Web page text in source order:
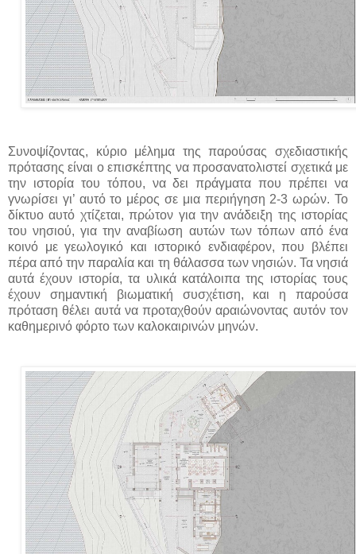
Συνοψίζοντας, κύριο μέλημα της παρούσας σχεδιαστικής
πρότασης είναι ο επισκέπτης να προσανατολιστεί σχετικά με
την ιστορία του τόπου, να δει πράγματα που πρέπει να
γνωρίσει γι’ αυτό το μέρος σε μια περιήγηση 2-3 ωρών. Το
δίκτυο αυτό χτίζεται, πρώτον για την ανάδειξη της ιστορίας
του νησιού, για την αναβίωση αυτών των τόπων από ένα
κοινό με γεωλογικό και ιστορικό ενδιαφέρον, που βλέπει
πέρα από την παραλία και τη θάλασσα των νησιών. Τα νησιά
αυτά έχουν ιστορία, τα υλικά κατάλοιπα της ιστορίας τους
έχουν σημαντική βιωματική συσχέτιση, και η παρούσα
πρόταση θέλει αυτά να προταχθούν αραιώνοντας αυτόν τον
καθημερινό φόρτο των καλοκαιρινών μηνών.